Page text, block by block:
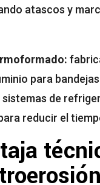
atascos y
para
de
reducir el